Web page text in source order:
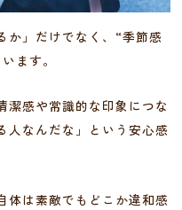
か」だけでなく、“季節感
ます。
潔感や常識的な印象につな
人なんだな」という安心感
体は素敵でもどこか違和感